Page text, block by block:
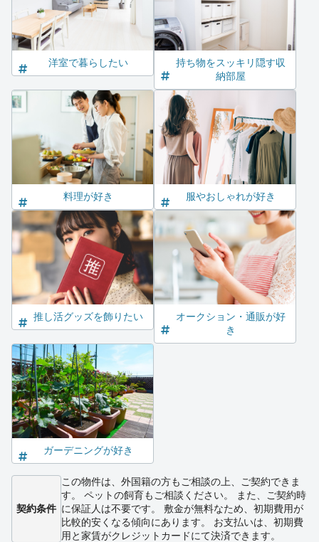
洋室で暮らしたい
持ち物をスッキリ隠す収
納部屋
料理が好き 服やおしゃれが好き
推し活グッズを飾りたい
オークション・通販が好
き
ガーデニングが好き
契約条件
この物件は、外国籍の方もご相談の上、ご契約できま
す。 ペットの飼育もご相談ください。 また、ご契約時
に保証人は不要です。 敷金が無料なため、初期費用が
比較的安くなる傾向にあります。 お支払いは、初期費
用と家賃がクレジットカードにて決済できます。